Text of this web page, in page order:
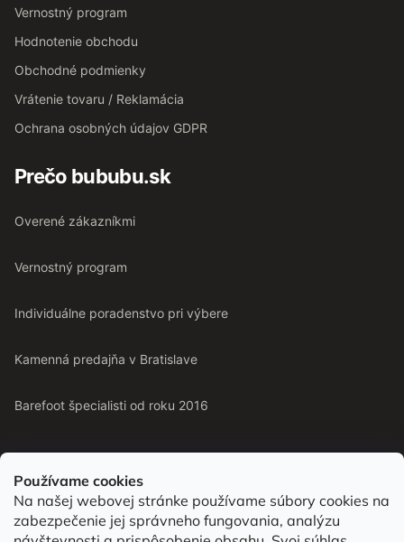
Používame cookies
Na našej webovej stránke používame súbory cookies na
zabezpečenie jej správneho fungovania, analýzu
Vernostný program
Hodnotenie obchodu
Obchodné podmienky
Vrátenie tovaru / Reklamácia
Ochrana osobných údajov GDPR
Prečo bububu.sk
Overené zákazníkmi
Vernostný program
Individuálne poradenstvo pri výbere
Kamenná predajňa v Bratislave
Barefoot špecialisti od roku 2016
Od roku 2016 pomáhame vyberať barefoot topánky podľa
chodidla. Nájdete nás aj v predajni v Bratislave.